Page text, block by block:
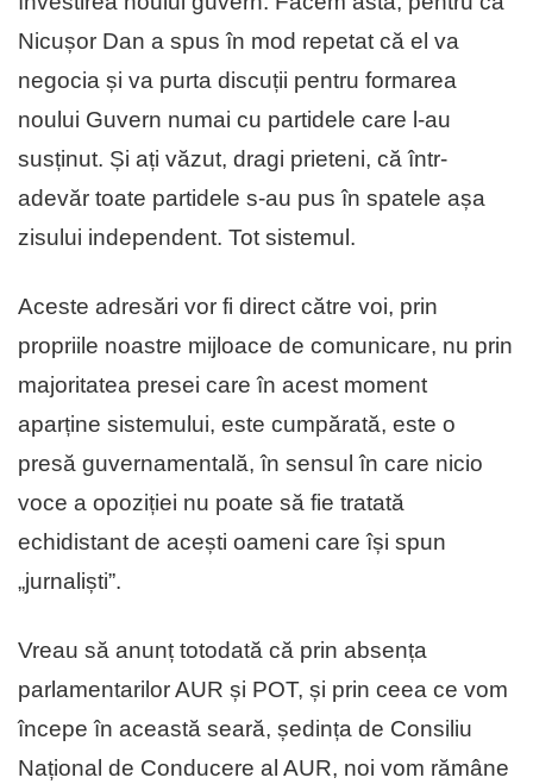
Nicușor Dan a spus în mod repetat că el va
negocia și va purta discuții pentru formarea
noului Guvern numai cu partidele care l-au
susținut. Și ați văzut, dragi prieteni, că într-
adevăr toate partidele s-au pus în spatele așa
zisului independent. Tot sistemul.
Aceste adresări vor fi direct către voi, prin
propriile noastre mijloace de comunicare, nu prin
majoritatea presei care în acest moment
aparține sistemului, este cumpărată, este o
presă guvernamentală, în sensul în care nicio
voce a opoziției nu poate să fie tratată
echidistant de acești oameni care își spun
„jurnaliști”.
Vreau să anunț totodată că prin absența
parlamentarilor AUR și POT, și prin ceea ce vom
începe în această seară, ședința de Consiliu
Național de Conducere al AUR, noi vom rămâne